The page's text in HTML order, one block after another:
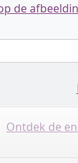
de
Ontdek de